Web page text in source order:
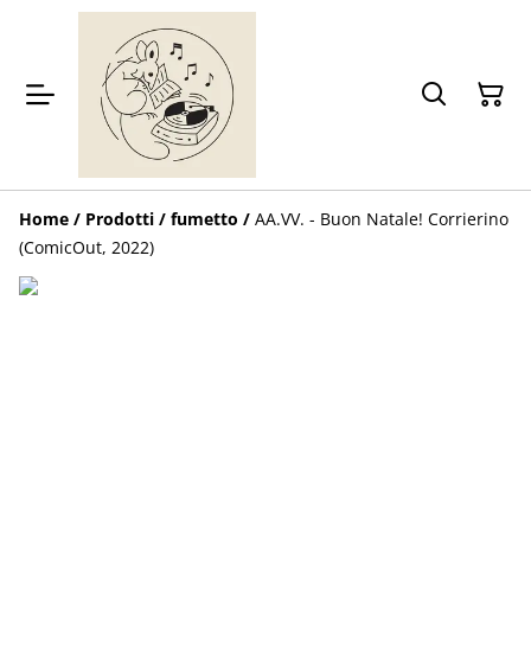
Home / Prodotti / fumetto / AA.VV. - Buon Natale! Corrierino
(ComicOut, 2022)